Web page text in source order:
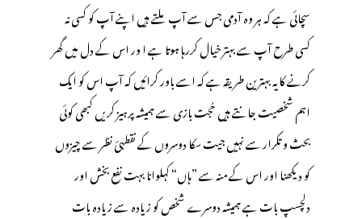
سچائی ہے کہ ہر وہ آدمی جس سے آپ ملتے ہیں اپنے آپ کو کسی نہ
کسی طرح آپ سے بہتر خیال کررہا ہوتا ہے ا ور اس کے دل میں گھر
کرنے کا یہ بہترین طریقہ ہے کہ اسے باور کرائیں کہ آپ اس کو ایک
اہم شخصیت جانتے ہیں حُجت بازی سے ہمیشہ پرہیز کریں کبھی کوئی
بحث و تکرار سے نہیں جیت سکا دوسروں کے نقطہئ نظر سے چیزوں
کو دیکھنا اور اس کے منہ سے ”ہاں“ کہلوانا بہت نفع بخش اور
دلچسپ بات ہے ہمیشہ دوسرے شخص کو زیادہ سے زیادہ بات